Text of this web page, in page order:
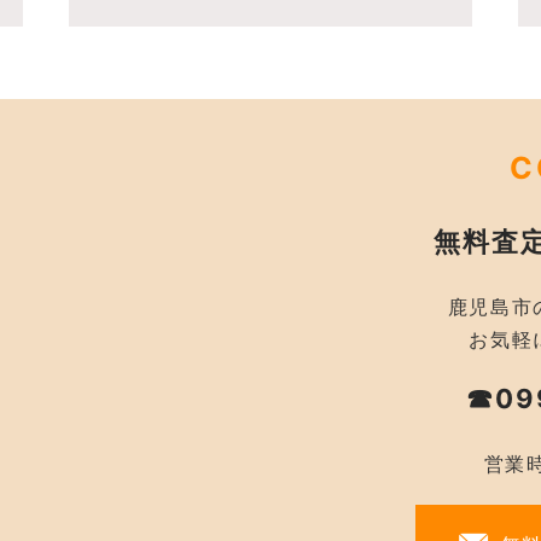
無料査
鹿児島市
お気軽
営業